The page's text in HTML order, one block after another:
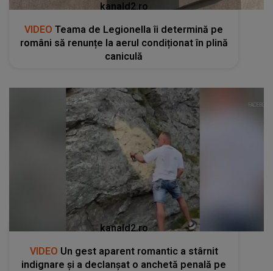
kanald2.ro
VIDEO Teama de Legionella îi determină pe
români să renunțe la aerul condiționat în plină
caniculă
kanald2.ro
VIDEO Un gest aparent romantic a stârnit
indignare și a declanșat o anchetă penală pe